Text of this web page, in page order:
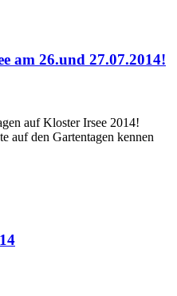
am 26.und 27.07.2014!
auf Kloster Irsee 2014!
auf den Gartentagen kennen